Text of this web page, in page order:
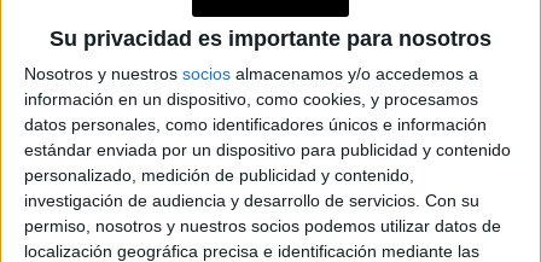
Su privacidad es importante para nosotros
Nosotros y nuestros socios almacenamos y/o accedemos a
información en un dispositivo, como cookies, y procesamos
datos personales, como identificadores únicos e información
estándar enviada por un dispositivo para publicidad y contenido
personalizado, medición de publicidad y contenido,
investigación de audiencia y desarrollo de servicios. Con su
permiso, nosotros y nuestros socios podemos utilizar datos de
localización geográfica precisa e identificación mediante las
Weekend Parabrisas
Look
Luz Mía Lunateen Break BATimes
© Perfil.com 2006-2019 - Todos los derechos reservados
Registro de Propiedad Intelectual: Nro. 5346433